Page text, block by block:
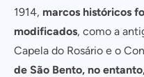
1914, marcos históricos
modificados, como a
Capela do Rosário e o
de São Bento, no